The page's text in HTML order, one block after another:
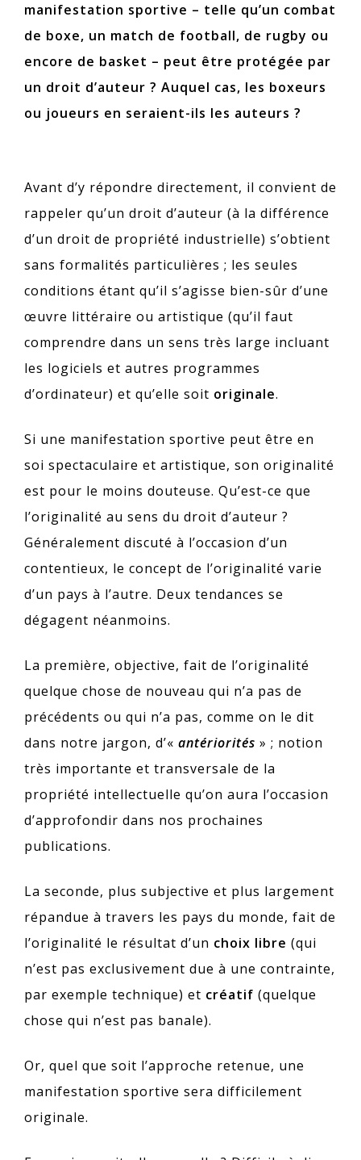
manifestation sportive – telle qu’un combat
de boxe, un match de football, de rugby ou
encore de basket – peut être protégée par
un droit d’auteur ? Auquel cas, les boxeurs
ou joueurs en seraient-ils les auteurs ?
Avant d’y répondre directement, il convient de
rappeler qu’un droit d’auteur (à la différence
d’un droit de propriété industrielle) s’obtient
sans formalités particulières ; les seules
conditions étant qu’il s’agisse bien-sûr d’une
œuvre littéraire ou artistique (qu’il faut
comprendre dans un sens très large incluant
les logiciels et autres programmes
d’ordinateur) et qu’elle soit originale.
Si une manifestation sportive peut être en
soi spectaculaire et artistique, son originalité
est pour le moins douteuse. Qu’est-ce que
l’originalité au sens du droit d’auteur ?
Généralement discuté à l’occasion d’un
contentieux, le concept de l’originalité varie
d’un pays à l’autre. Deux tendances se
dégagent néanmoins.
La première, objective, fait de l’originalité
quelque chose de nouveau qui n’a pas de
précédents ou qui n’a pas, comme on le dit
dans notre jargon, d’« antériorités » ; notion
très importante et transversale de la
propriété intellectuelle qu’on aura l’occasion
d’approfondir dans nos prochaines
publications.
La seconde, plus subjective et plus largement
répandue à travers les pays du monde, fait de
l’originalité le résultat d’un choix libre (qui
n’est pas exclusivement due à une contrainte,
par exemple technique) et créatif (quelque
chose qui n’est pas banale).
Or, quel que soit l’approche retenue, une
manifestation sportive sera difficilement
originale.